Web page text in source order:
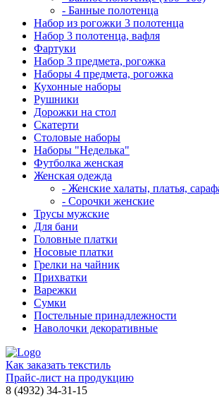
- Банные полотенца
Набор из рогожки 3 полотенца
Набор 3 полотенца, вафля
Фартуки
Набор 3 предмета, рогожка
Наборы 4 предмета, рогожка
Кухонные наборы
Рушники
Дорожки на стол
Скатерти
Столовые наборы
Наборы "Неделька"
Футболка женская
Женская одежда
- Женские халаты, платья,
- Сорочки женские
Трусы мужские
Для бани
Головные платки
Носовые платки
Грелки на чайник
Прихватки
Варежки
Сумки
Постельные принадлежности
Наволочки декоративные
Как заказать текстиль
Прайс-лист на продукцию
8 (4932) 34-31-15